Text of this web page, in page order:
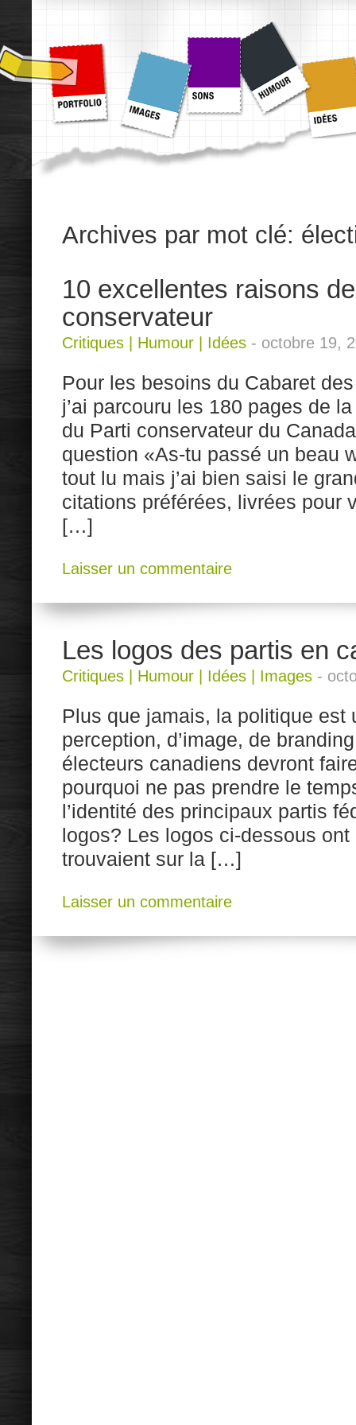
Archives par mot clé:
10 excellentes raisons
conservateur
Critiques Humour Idées - octobre 19,
Pour les besoins du Cabaret
j’ai parcouru les 180 pages de
du Parti conservateur du
question «As-tu passé un beau
tout lu mais j’ai bien saisi le
citations préférées, livrées pour
[…]
Laisser un commentaire
Les logos des partis en
Critiques Humour Idées Images -
Plus que jamais, la politique est
perception, d’image, de
électeurs canadiens devront
pourquoi ne pas prendre le
l’identité des principaux partis
logos? Les logos ci-dessous ont
trouvaient sur la […]
Laisser un commentaire